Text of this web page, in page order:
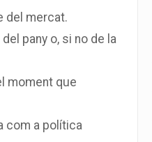
del mercat.
pany o, si no de la
moment que
com a política